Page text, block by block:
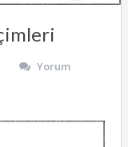
Yorum